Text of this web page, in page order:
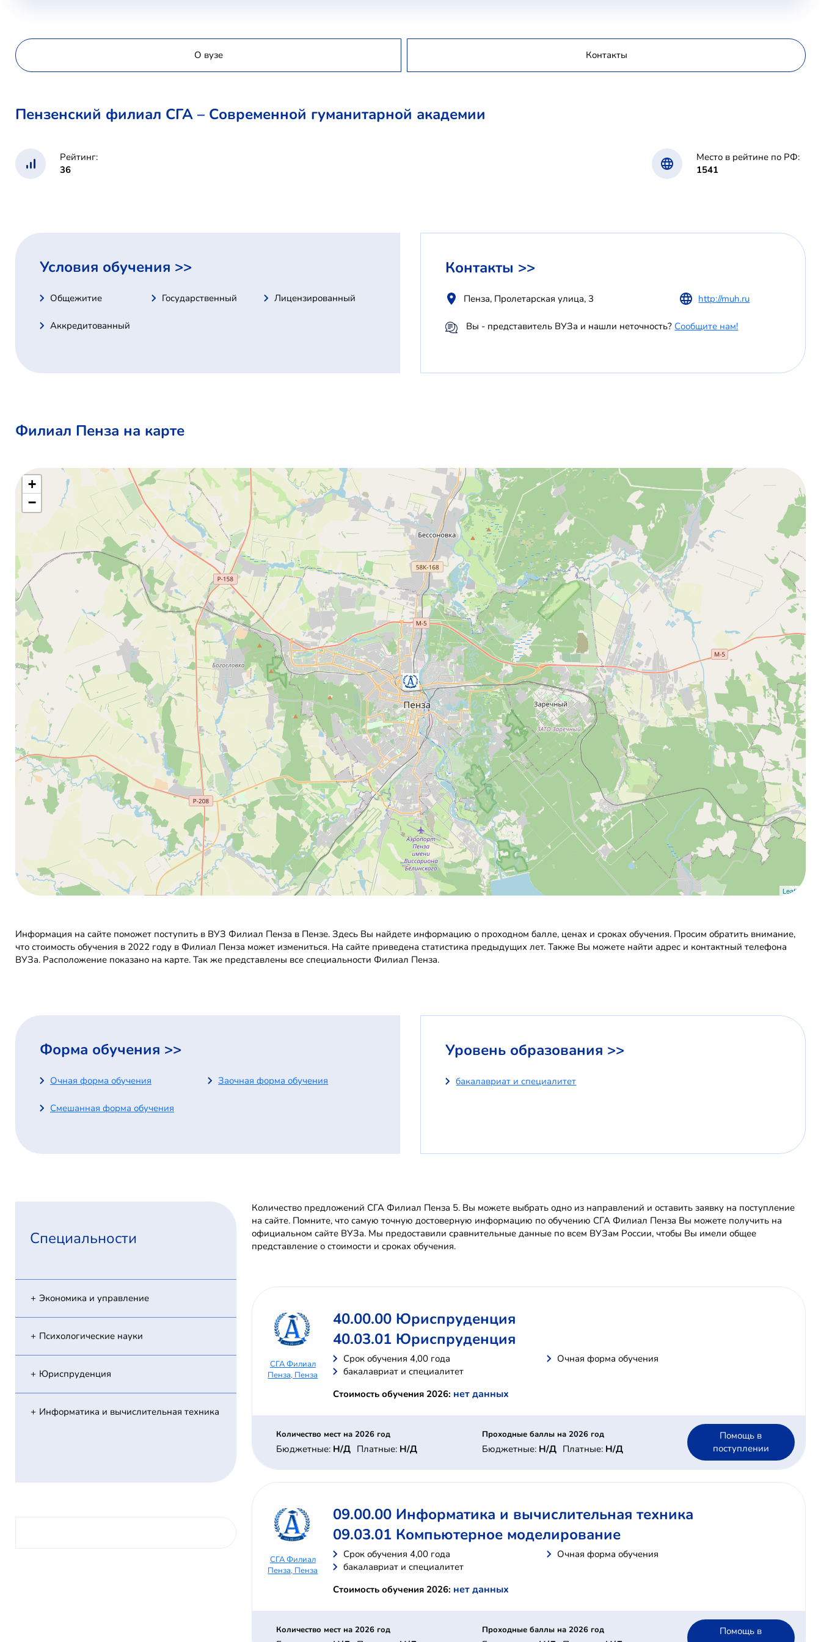
О вузе Контакты
Пензенский филиал СГА – Современной гуманитарной академии
Рейтинг:
36
Место в рейтине по РФ:
1541
Условия обучения >>
Общежитие Государственный Лицензированный
Аккредитованный
Контакты >>
Пенза, Пролетарская улица, 3 http://muh.ru
Вы - представитель ВУЗа и нашли неточность? Сообщите нам!
Филиал Пенза на карте
+
−
Leaflet
Информация на сайте поможет поступить в ВУЗ Филиал Пенза в Пензе. Здесь Вы найдете информацию о проходном балле, ценах и сроках обучения. Просим обратить внимание,
что стоимость обучения в 2022 году в Филиал Пенза может измениться. На сайте приведена статистика предыдущих лет. Также Вы можете найти адрес и контактный телефона
ВУЗа. Расположение показано на карте. Так же представлены все специальности Филиал Пенза.
Форма обучения >>
Очная форма обучения Заочная форма обучения
Смешанная форма обучения
Уровень образования >>
бакалавриат и специалитет
Специальности
Экономика и управление
Психологические науки
Юриспруденция
Информатика и вычислительная техника
Количество предложений СГА Филиал Пенза 5. Вы можете выбрать одно из направлений и оставить заявку на поступление
на сайте. Помните, что самую точную достоверную информацию по обучению СГА Филиал Пенза Вы можете получить на
официальном сайте ВУЗа. Мы предоставили сравнительные данные по всем ВУЗам России, чтобы Вы имели общее
представление о стоимости и сроках обучения.
СГА Филиал
Пенза, Пенза
40.00.00 Юриспруденция
40.03.01 Юриспруденция
Cрок обучения 4,00 года
Очная форма обучения
бакалавриат и специалитет
Стоимость обучения 2026: нет данных
Количество мест на 2026 год
Бюджетные: Н/Д Платные: Н/Д
Проходные баллы на 2026 год
Бюджетные: Н/Д Платные: Н/Д
Помощь в
поступлении
СГА Филиал
Пенза, Пенза
09.00.00 Информатика и вычислительная техника
09.03.01 Компьютерное моделирование
Cрок обучения 4,00 года
Очная форма обучения
бакалавриат и специалитет
Стоимость обучения 2026: нет данных
Количество мест на 2026 год Проходные баллы на 2026 год
Помощь в